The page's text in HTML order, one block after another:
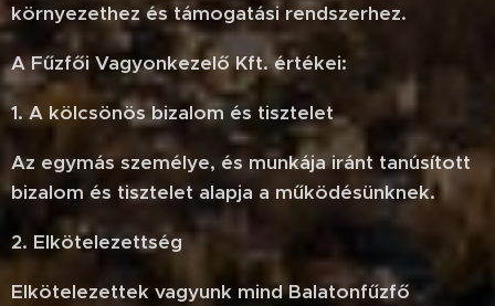
környezethez és támogatási rendszerhez.
A Fűzfői Vagyonkezelő Kft. értékei:
1. A kölcsönös bizalom és tisztelet
Az egymás személye, és munkája iránt tanúsított
bizalom és tisztelet alapja a működésünknek.
2. Elkötelezettség
Elkötelezettek vagyunk mind Balatonfűzfő